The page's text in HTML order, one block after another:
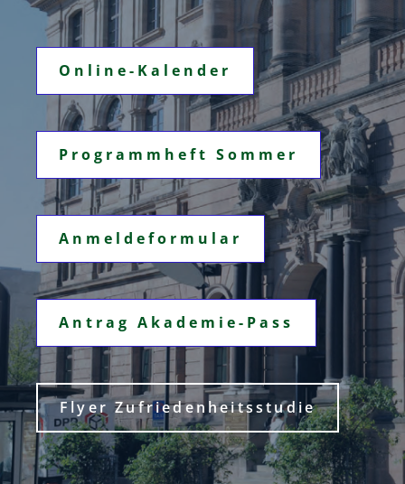
Online-Kalender
Programmheft Sommer
Anmeldeformular
Antrag Akademie-Pass
Flyer Zufriedenheitsstudie